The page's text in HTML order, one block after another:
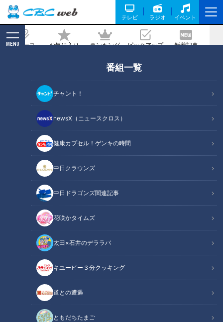
テレビ ラジオ イベント
ニュース お気に入り ランキング ピックアップ 新着記事
MENU
番組一覧
チャント！
newsX（ニュースクロス）
健康カプセル！ゲンキの時間
中日クラウンズ
中日ドラゴンズ関連記事
花咲かタイムズ
太田×石井のデララバ
キユーピー３分クッキング
道との遭遇
ともだちたまご
2022/03/11 20:00
鶴瓶のスジナシ
「鶴瓶のスジナシ」動画
鶴瓶さんは、ピンクのポロシャツに白いズボンというカジュア
ルの服装で登場。ゲストの松田悟志さんはスーツ姿で入ってく